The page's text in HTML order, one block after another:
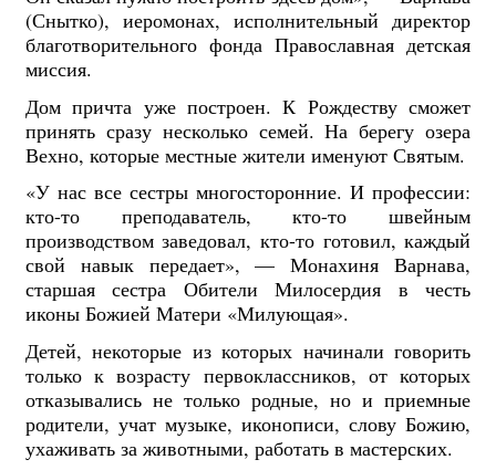
(Снытко), иеромонах, исполнительный директор
благотворительного фонда Православная детская
миссия.
Дом причта уже построен. К Рождеству сможет
принять сразу несколько семей. На берегу озера
Вехно, которые местные жители именуют Святым.
«У нас все сестры многосторонние. И профессии:
кто-то преподаватель, кто-то швейным
производством заведовал, кто-то готовил, каждый
свой навык передает», — Монахиня Варнава,
старшая сестра Обители Милосердия в честь
иконы Божией Матери «Милующая».
Детей, некоторые из которых начинали говорить
только к возрасту первоклассников, от которых
отказывались не только родные, но и приемные
родители, учат музыке, иконописи, слову Божию,
ухаживать за животными, работать в мастерских.